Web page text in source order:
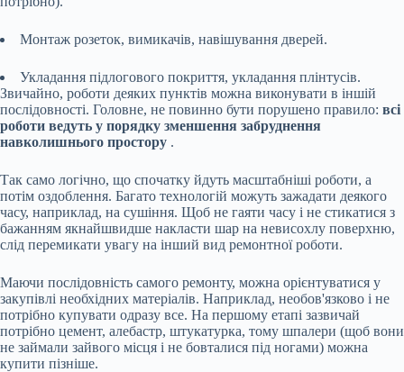
Монтаж розеток, вимикачів, навішування дверей.
Укладання підлогового покриття, укладання плінтусів.
Звичайно, роботи деяких пунктів можна виконувати в іншій
послідовності. Головне, не повинно бути порушено правило: всі
роботи ведуть у порядку зменшення забруднення
навколишнього простору .
Так само логічно, що спочатку йдуть масштабніші роботи, а
потім оздоблення. Багато технологій можуть зажадати деякого
часу, наприклад, на сушіння. Щоб не гаяти часу і не стикатися з
бажанням якнайшвидше накласти шар на невисохлу поверхню,
слід перемикати увагу на інший вид ремонтної роботи.
Маючи послідовність самого ремонту, можна орієнтуватися у
закупівлі необхідних матеріалів. Наприклад, необов'язково і не
потрібно купувати одразу все. На першому етапі зазвичай
потрібно цемент, алебастр, штукатурка, тому шпалери (щоб вони
не займали зайвого місця і не бовталися під ногами) можна
купити пізніше.